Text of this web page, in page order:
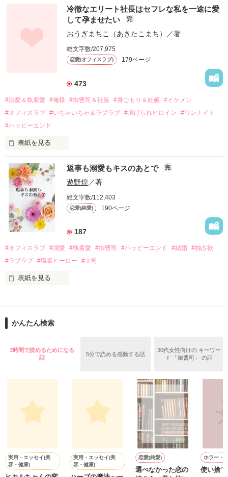
幼なじみの哲平に淡い恋心を抱いていた美桜。
しかし、ある出来事をきっかけに二人の関係は壊れてしまう。
関係修復もできないまま、美桜は両親の離婚によって
引っ越すことになり、哲平とも離れ離れになった。
それから約十二年後。
過去の傷から、二度と会いたくないと思っていた哲平に
運命のような再会を果たす。
酔った勢いで一夜を共にしてしまった。
さらに、美桜が初めてだと知った哲平は
『責任をとる、結婚しよう』と真っ直ぐに告げてきた。
戸惑う美桜とは裏腹に、好きという気持ちを隠すことなく
甘やかしてくる。
そんなある日、哲平は美桜がストーカー被害に
遭っていることを知る。
美桜を守るため、哲平は同居を提案してきて――。
夏木美桜(なつきみお)
鳴海哲平 (なるみてっぺい)
2026.6.5～2026.7.25
＊以前、公開していた話の改稿版です＊
作品を読む
冷徹なエリート社長はセフレな私を一途に愛
して孕ませたい
完
おうぎまちこ（あきたこまち） ／著
総文字数/207,975
恋愛(オフィスラブ) 179ページ
473
#溺愛＆執着愛 #俺様 #御曹司＆社長 #身ごもり＆妊娠 #イケメン
#オフィスラブ #いちゃいちゃ＆ラブラブ #虐げられヒロイン
#ワンナイト
#ハッピーエンド
表紙を見る
おかしな噂を流されて前の職場でうまくいかなかった梅田美
桜は、海外で傷心旅行をしていたところ、日本人美青年と出会
い、酒の勢いもあり一夜限りの関係となる。
帰国後、美桜は新しい職場でワンナイトした美青年と再会。
なんと彼の正体は、とある財閥御曹司にも関わらず、一族を離
れて起業した新進気鋭の実業家、社内でも冷徹だと評判な社長
――御影恭司その人だったのだ――！
なぜか恭司から飼い猫の世話係を命じられた美桜は、猫の世
の関係となってしまい――？
返事も溺愛もキスのあとで 完
遊野煌 ／著
総文字数/112,403
恋愛(純愛) 190ページ
187
#オフィスラブ #溺愛 #執着愛 #御曹司 #ハッピーエンド #結婚 #独占欲
#ラブラブ #職業ヒーロー #上司
表紙を見る
ションの企画戦略室で働いている。
めた、同期で恋人の石垣守（26）がいるのだが、後輩の姫原由
いた。
守と由羅から『便利屋雛子』と馬鹿にされ、一人こっそり泣い
鷹哉『宜しくな、俺の雛子』🦅
雛子『俺の……ひぃ、雛子？！！！』🐥
シゴデキで冷徹な上司が見せる素顔は、なぜか想像以上に甘く
※表紙も作中使用の画像も全てフリー素材です。
かんたん検索
3時間で読めるためになる
話
5分で読める感動する話
30代女性向けの キーワー
ド 「御曹司」 の話
実用・エッセイ(美
容・健康)
実用・エッセイ(美
容・健康)
恋愛(純愛)
選べなかった恋の
ホラー・
使い捨